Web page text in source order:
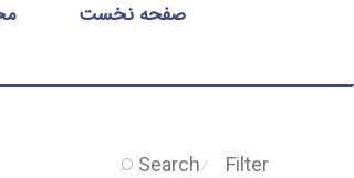
صفحه نخست
Filter
⁄
Search